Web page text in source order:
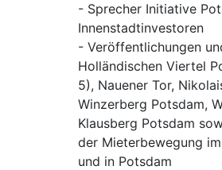
- Sprecher Initiative
Innenstadtinvestoren
- Veröffentlichungen
Holländischen Viertel
5), Nauener Tor,
Winzerberg Potsdam,
Klausberg Potsdam
der Mieterbewegung
und in Potsdam